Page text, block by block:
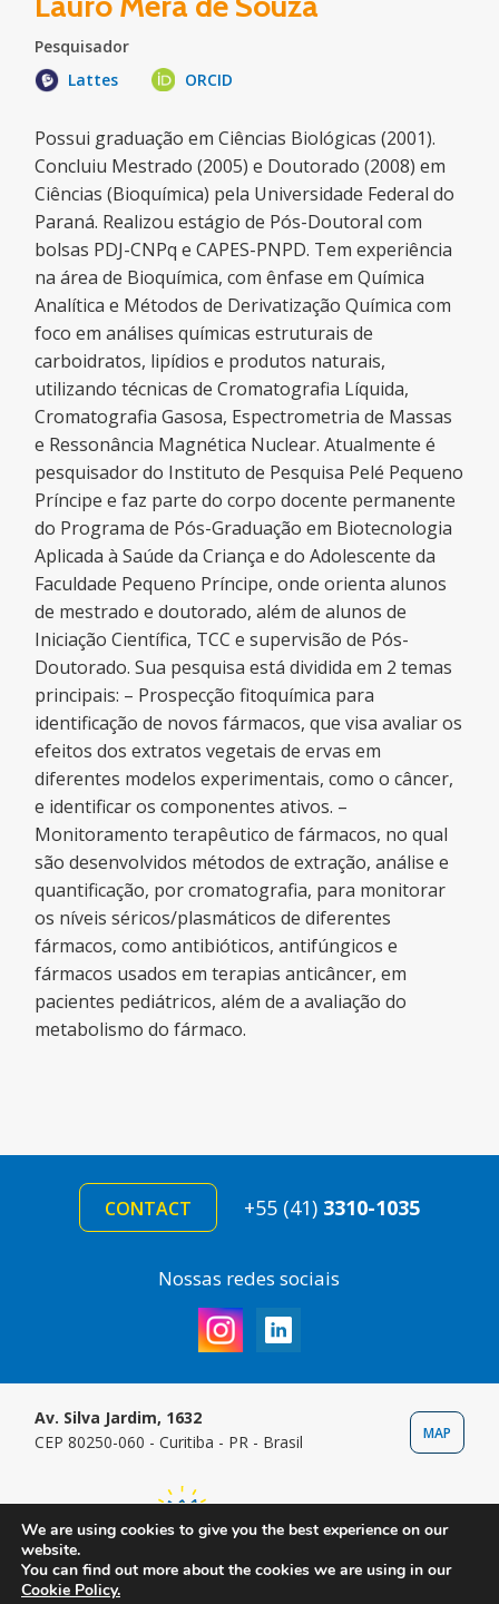
Pesquisador
Lattes
ORCID
Possui graduação em Ciências Biológicas (2001).
Concluiu Mestrado (2005) e Doutorado (2008) em
Ciências (Bioquímica) pela Universidade Federal do
Paraná. Realizou estágio de Pós-Doutoral com
bolsas PDJ-CNPq e CAPES-PNPD. Tem experiência
na área de Bioquímica, com ênfase em Química
Analítica e Métodos de Derivatização Química com
foco em análises químicas estruturais de
carboidratos, lipídios e produtos naturais,
utilizando técnicas de Cromatografia Líquida,
Cromatografia Gasosa, Espectrometria de Massas
e Ressonância Magnética Nuclear. Atualmente é
pesquisador do Instituto de Pesquisa Pelé Pequeno
Príncipe e faz parte do corpo docente permanente
do Programa de Pós-Graduação em Biotecnologia
Aplicada à Saúde da Criança e do Adolescente da
Faculdade Pequeno Príncipe, onde orienta alunos
de mestrado e doutorado, além de alunos de
Iniciação Científica, TCC e supervisão de Pós-
Doutorado. Sua pesquisa está dividida em 2 temas
principais: – Prospecção fitoquímica para
identificação de novos fármacos, que visa avaliar os
efeitos dos extratos vegetais de ervas em
diferentes modelos experimentais, como o câncer,
e identificar os componentes ativos. –
Monitoramento terapêutico de fármacos, no qual
são desenvolvidos métodos de extração, análise e
quantificação, por cromatografia, para monitorar
os níveis séricos/plasmáticos de diferentes
fármacos, como antibióticos, antifúngicos e
fármacos usados em terapias anticâncer, em
pacientes pediátricos, além de a avaliação do
metabolismo do fármaco.
CONTACT +55 (41) 3310-1035
Nossas redes sociais
Av. Silva Jardim, 1632
CEP 80250-060 - Curitiba - PR - Brasil
MAP
We are using cookies to give you the best experience on our
website.
You can find out more about the cookies we are using in our
Cookie Policy.